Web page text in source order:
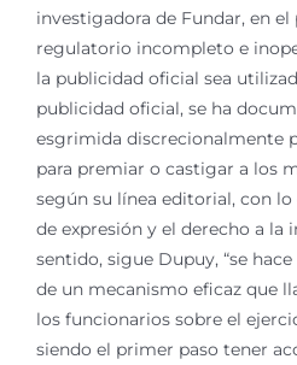
investigadora de Fundar, en el
regulatorio incompleto e
la publicidad oficial sea
publicidad oficial, se ha
esgrimida discrecionalmente
para premiar o castigar a los
según su línea editorial, con
de expresión y el derecho a la
sentido, sigue Dupuy, “se
de un mecanismo eficaz que
los funcionarios sobre el
siendo el primer paso tener